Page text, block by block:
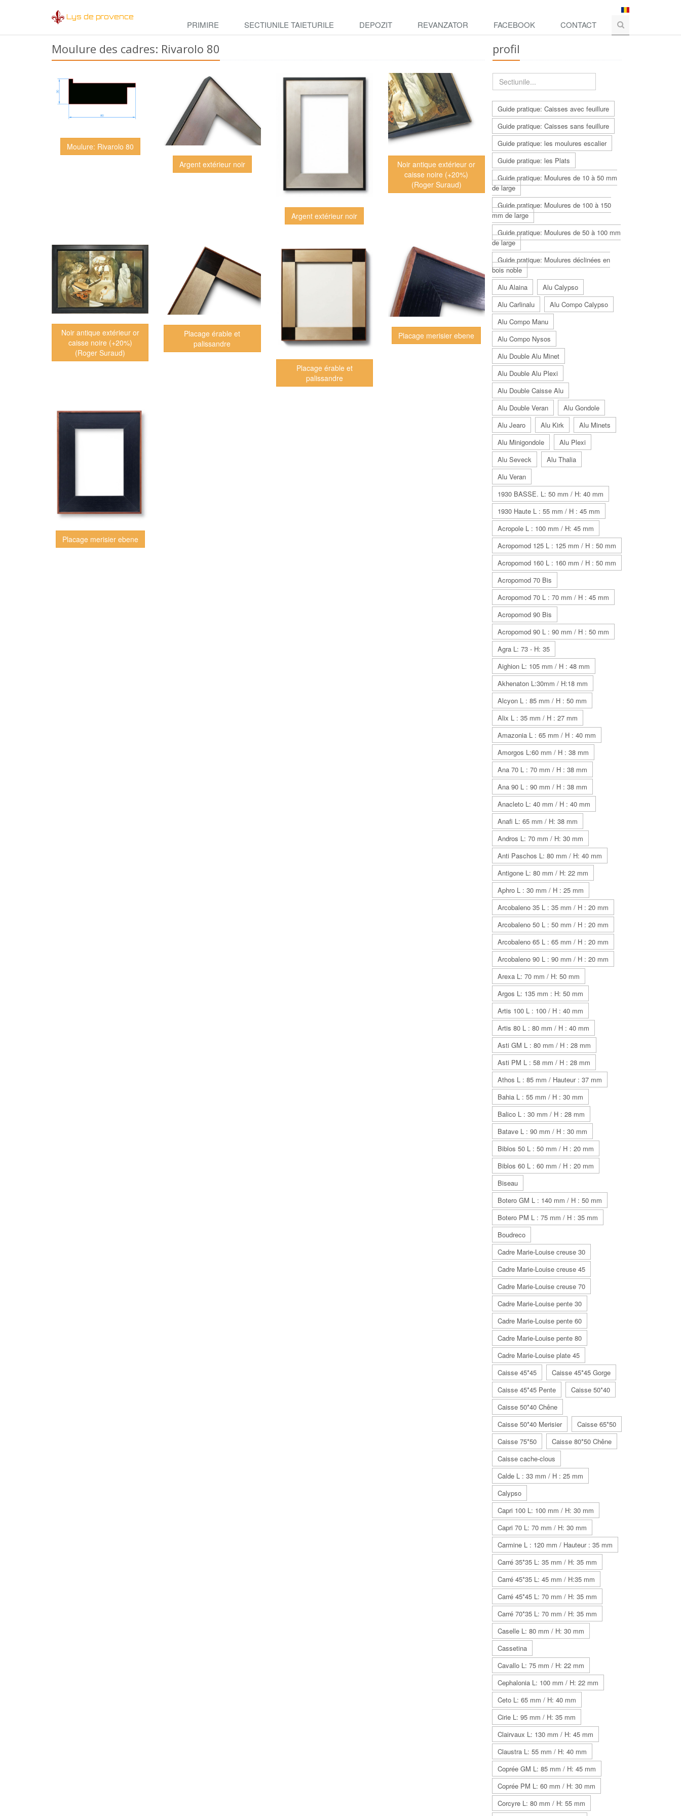
Lys de provence
PRIMIRE SECTIUNILE TAIETURILE DEPOZIT REVANZATOR FACEBOOK CONTACT
Moulure des cadres: Rivarolo 80
Moulure: Rivarolo 80
Argent extérieur noir
Argent extérieur noir
Noir antique extérieur or
caisse noire (+20%)
(Roger Suraud)
Noir antique extérieur or
caisse noire (+20%)
(Roger Suraud)
Placage érable et
palissandre
Placage érable et
palissandre
Placage merisier ebene
Placage merisier ebene
profil
Guide pratique: Caisses avec feuillure
Guide pratique: Caisses sans feuillure
Guide pratique: les moulures escalier
Guide pratique: les Plats
Guide pratique: Moulures de 10 à 50 mm
de large
Guide pratique: Moulures de 100 à 150
mm de large
Guide pratique: Moulures de 50 à 100 mm
de large
Guide pratique: Moulures déclinées en
bois noble
Alu Alaina
Alu Calypso
Alu Carlinalu
Alu Compo Calypso
Alu Compo Manu
Alu Compo Nysos
Alu Double Alu Minet
Alu Double Alu Plexi
Alu Double Caisse Alu
Alu Double Veran
Alu Gondole
Alu Jearo
Alu Kirk
Alu Minets
Alu Minigondole
Alu Plexi
Alu Seveck
Alu Thalia
Alu Veran
1930 BASSE. L: 50 mm / H: 40 mm
1930 Haute L : 55 mm / H : 45 mm
Acropole L : 100 mm / H: 45 mm
Acropomod 125 L : 125 mm / H : 50 mm
Acropomod 160 L : 160 mm / H : 50 mm
Acropomod 70 Bis
Acropomod 70 L : 70 mm / H : 45 mm
Acropomod 90 Bis
Acropomod 90 L : 90 mm / H : 50 mm
Agra L: 73 - H: 35
Aighion L: 105 mm / H : 48 mm
Akhenaton L:30mm / H:18 mm
Alcyon L : 85 mm / H : 50 mm
Alix L : 35 mm / H : 27 mm
Amazonia L : 65 mm / H : 40 mm
Amorgos L:60 mm / H : 38 mm
Ana 70 L : 70 mm / H : 38 mm
Ana 90 L : 90 mm / H : 38 mm
Anacleto L: 40 mm / H : 40 mm
Anafi L: 65 mm / H: 38 mm
Andros L: 70 mm / H: 30 mm
Anti Paschos L: 80 mm / H: 40 mm
Antigone L: 80 mm / H: 22 mm
Aphro L : 30 mm / H : 25 mm
Arcobaleno 35 L : 35 mm / H : 20 mm
Arcobaleno 50 L : 50 mm / H : 20 mm
Arcobaleno 65 L : 65 mm / H : 20 mm
Arcobaleno 90 L : 90 mm / H : 20 mm
Arexa L: 70 mm / H: 50 mm
Argos L: 135 mm : H: 50 mm
Artis 100 L : 100 / H : 40 mm
Artis 80 L : 80 mm / H : 40 mm
Asti GM L : 80 mm / H : 28 mm
Asti PM L : 58 mm / H : 28 mm
Athos L : 85 mm / Hauteur : 37 mm
Bahia L : 55 mm / H : 30 mm
Balico L : 30 mm / H : 28 mm
Batave L : 90 mm / H : 30 mm
Biblos 50 L : 50 mm / H : 20 mm
Biblos 60 L : 60 mm / H : 20 mm
Biseau
Botero GM L : 140 mm / H : 50 mm
Botero PM L : 75 mm / H : 35 mm
Boudreco
Cadre Marie-Louise creuse 30
Cadre Marie-Louise creuse 45
Cadre Marie-Louise creuse 70
Cadre Marie-Louise pente 30
Cadre Marie-Louise pente 60
Cadre Marie-Louise pente 80
Cadre Marie-Louise plate 45
Caisse 45*45
Caisse 45*45 Gorge
Caisse 45*45 Pente
Caisse 50*40
Caisse 50*40 Chêne
Caisse 50*40 Merisier
Caisse 65*50
Caisse 75*50
Caisse 80*50 Chêne
Caisse cache-clous
Calde L : 33 mm / H : 25 mm
Calypso
Capri 100 L: 100 mm / H: 30 mm
Capri 70 L: 70 mm / H: 30 mm
Carmine L : 120 mm / Hauteur : 35 mm
Carré 35*35 L: 35 mm / H: 35 mm
Carré 45*35 L: 45 mm / H:35 mm
Carré 45*45 L: 70 mm / H: 35 mm
Carré 70*35 L: 70 mm / H: 35 mm
Caselle L: 80 mm / H: 30 mm
Cassetina
Cavallo L: 75 mm / H: 22 mm
Cephalonia L: 100 mm / H: 22 mm
Ceto L: 65 mm / H: 40 mm
Cirie L: 95 mm / H: 35 mm
Clairvaux L: 130 mm / H: 45 mm
Claustra L: 55 mm / H: 40 mm
Coprée GM L: 85 mm / H: 45 mm
Coprée PM L: 60 mm / H: 30 mm
Corcyre L: 80 mm / H: 55 mm